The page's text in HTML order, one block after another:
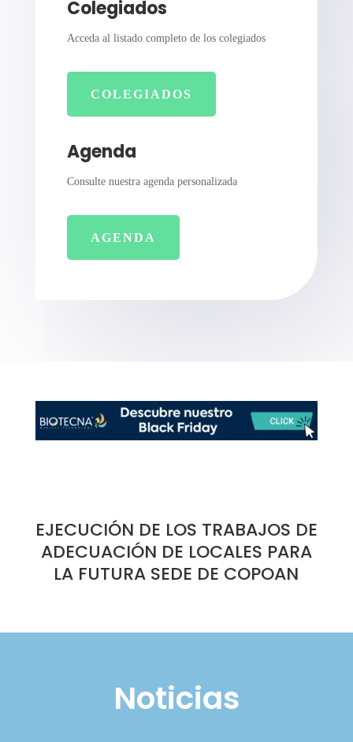
Colegiados
Acceda al listado completo de los colegiados
COLEGIADOS
Agenda
Consulte nuestra agenda personalizada
AGENDA
EJECUCIÓN DE LOS TRABAJOS DE
ADECUACIÓN DE LOCALES PARA
LA FUTURA SEDE DE COPOAN
Noticias